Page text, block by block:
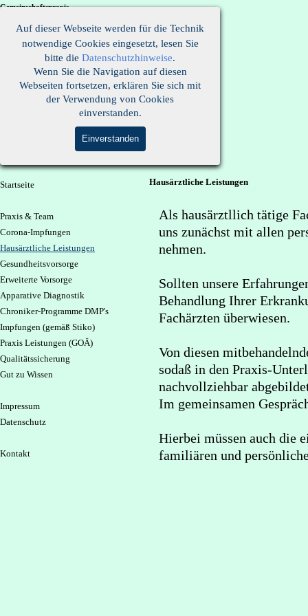
Auf dieser Webseite werden für die Technik
notwendige Cookies eingesetzt, lesen Sie
bitte die Datenschutzhinweise.
Wenn Sie die Navigation auf diesen
Webseiten fortsetzen, erklären Sie sich mit
der Verwendung von Cookies
einverstanden.
Einverstanden
Direkt zum Seiteninhalt
Animated
words
Kontakt ☼ Sprechzeiten ☼ Termine ☼ Urlaub
Gemeinschaftspraxis
61250 Usingen Fax 06081 / 5823535
Startseite
Praxis & Team
Corona-Impfungen
Hausärztliche Leistungen
Gesundheitsvorsorge
Erweiterte Vorsorge
Apparative Diagnostik
Chroniker-Programme DMP's
Impfungen (gemäß Stiko)
Praxis Leistungen (GOÄ)
Qualitätssicherung
Gut zu Wissen
Impressum
Datenschutz
Kontakt
Hausärztliche Leistungen
Als hausärztllich tätige
uns zunächst mit allen
nehmen.
Sollten unsere
Behandlung Ihrer
Fachärzten überwiesen.
Von diesen
sodaß in den Praxis-
nachvollziehbar
Im gemeinsamen
Hierbei müssen auch die
familiären und